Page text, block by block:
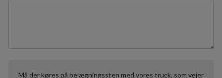
Må der køres på belægningssten med vores truck, som vejer